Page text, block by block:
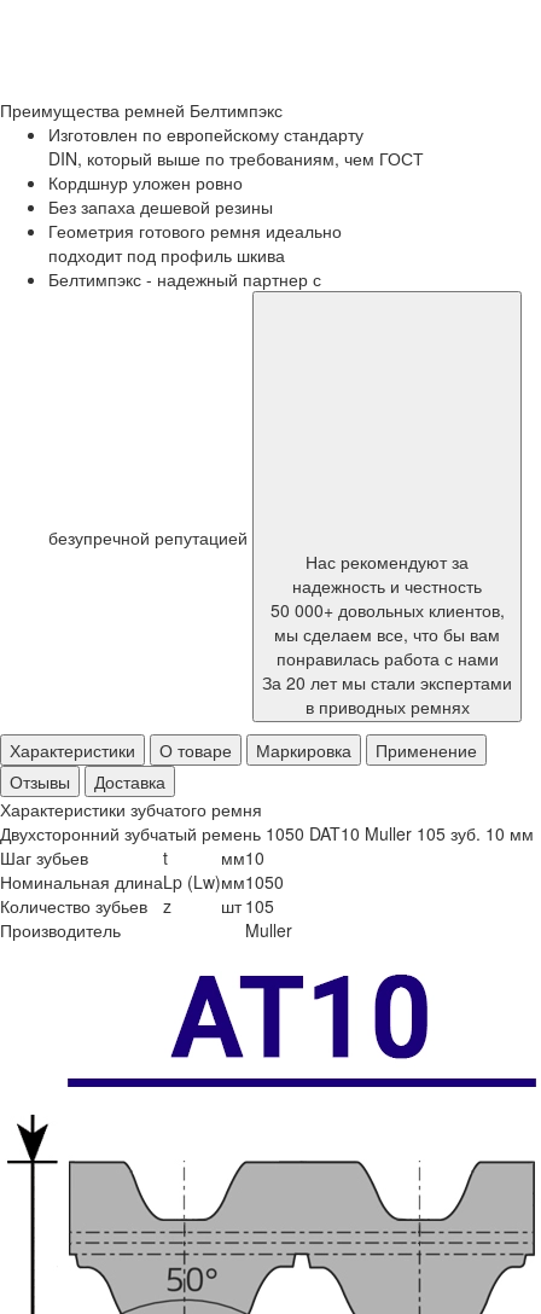
Преимущества ремней Белтимпэкс
Изготовлен по европейскому стандарту
DIN, который выше по требованиям, чем ГОСТ
Кордшнур уложен ровно
Без запаха дешевой резины
Геометрия готового ремня идеально
подходит под профиль шкива
Белтимпэкс - надежный партнер с
безупречной репутацией
Нас рекомендуют за
надежность и честность
50 000+ довольных клиентов,
мы сделаем все, что бы вам
понравилась работа с нами
За 20 лет мы стали экспертами
в приводных ремнях
Характеристики
О товаре Маркировка
Применение
Отзывы
Доставка
Характеристики зубчатого ремня
Двухсторонний зубчатый ремень 1050 DAT10 Muller 105 зуб. 10 мм
Шаг зубьев
t мм10
Номинальная длинаLp (Lw)мм1050
Количество зубьев
z шт 105
Производитель
Muller